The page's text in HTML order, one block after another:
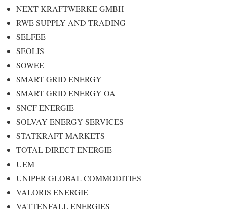
NEXT KRAFTWERKE GMBH
RWE SUPPLY AND TRADING
SELFEE
SEOLIS
SOWEE
SMART GRID ENERGY
SMART GRID ENERGY OA
SNCF ENERGIE
SOLVAY ENERGY SERVICES
STATKRAFT MARKETS
TOTAL DIRECT ENERGIE
UEM
UNIPER GLOBAL COMMODITIES
VALORIS ENERGIE
VATTENFALL ENERGIES